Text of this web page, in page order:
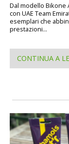
Dal modello Bikone
con UAE Team
esemplari che
prestazioni...
CONTINUA A